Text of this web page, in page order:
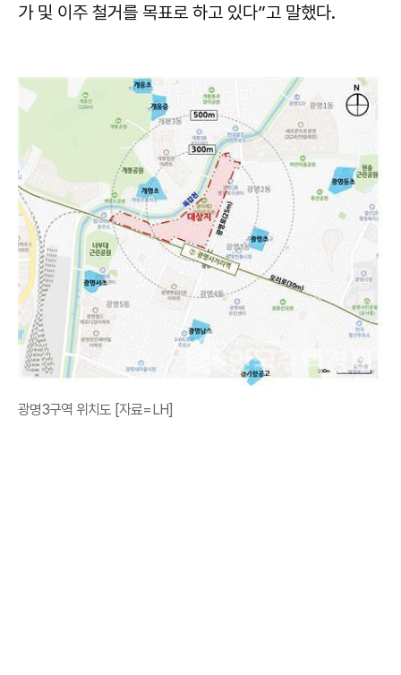
가 및 이주 철거를 목표로 하고 있다”고 말했다.
광명3구역 위치도 [자료=LH]